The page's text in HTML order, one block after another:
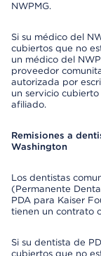
NWPMG.
Si su médico del
cubiertos que no
un médico del
proveedor
autorizada por
un servicio
afiliado.
Remisiones a
Washington
Los dentistas
(Permanente
PDA para Kaiser
tienen un contrato
Si su dentista de
cubiertos que no